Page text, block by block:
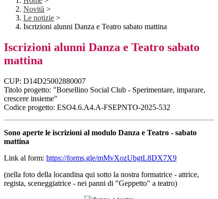
Novità >
Le notizie >
Iscrizioni alunni Danza e Teatro sabato mattina
Iscrizioni alunni Danza e Teatro sabato
mattina
CUP: D14D25002880007
Titolo progetto: "Borsellino Social Club - Sperimentare, imparare,
crescere insieme"
Codice progetto: ESO4.6.A4.A-FSEPNTO-2025-532
Sono aperte le iscrizioni al modulo Danza e Teatro - sabato
mattina
Link al form: https://forms.gle/mMvXozUbgtL8DX7X9
(nella foto della locandina qui sotto la nostra formatrice - attrice,
regista, sceneggiatrice - nei panni di "Geppetto" a teatro)